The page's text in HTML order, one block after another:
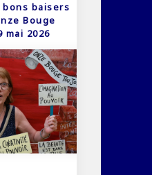
bons baisers
Bouge
mai 2026